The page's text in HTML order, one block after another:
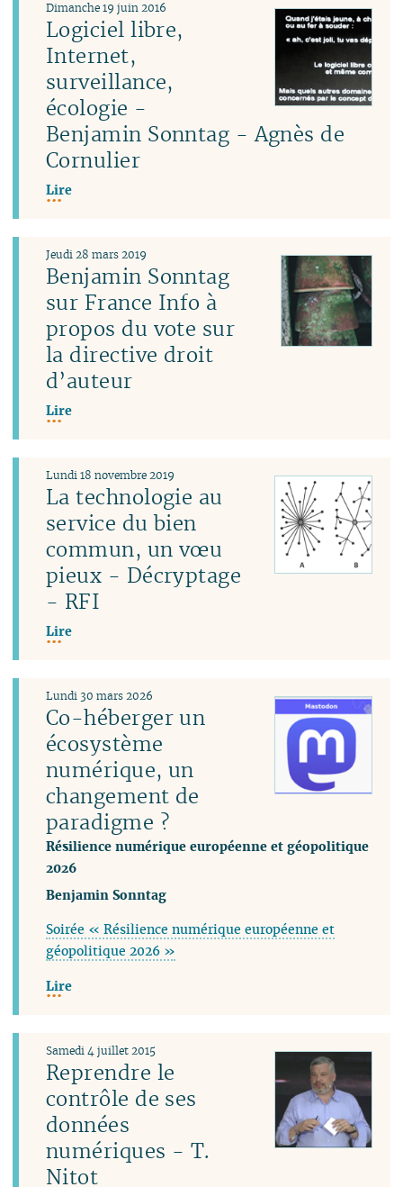
Logiciel libre,
Internet,
surveillance,
écologie -
Benjamin Sonntag - Agnès de
Cornulier
Dimanche 19 juin 2016
Lire
Benjamin Sonntag
sur France Info à
propos du vote sur
la directive droit
d’auteur
Jeudi 28 mars 2019
Lire
La technologie au
service du bien
commun, un vœu
pieux - Décryptage
- RFI
Lundi 18 novembre 2019
Lire
Co-héberger un
écosystème
numérique, un
changement de
paradigme ?
Résilience numérique européenne et géopolitique
2026
Lundi 30 mars 2026
Benjamin Sonntag
Soirée « Résilience numérique européenne et
géopolitique 2026 »
Lire
Reprendre le
contrôle de ses
données
numériques - T.
Nitot
Samedi 4 juillet 2015